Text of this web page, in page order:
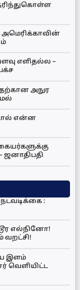
அமெரிக்காவின்
எளிதல்ல –
அநுர
என்ன
ஜனாதிபதி
நடவடிக்கை :
எல்நினோ!
வறட்சி!
இளம்
வெளியிட்ட